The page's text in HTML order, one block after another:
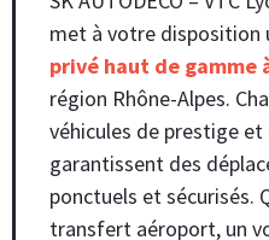
met à votre disposition
privé haut de gamme
région Rhône-Alpes.
véhicules de prestige
garantissent des
ponctuels et sécurisés.
transfert aéroport, un